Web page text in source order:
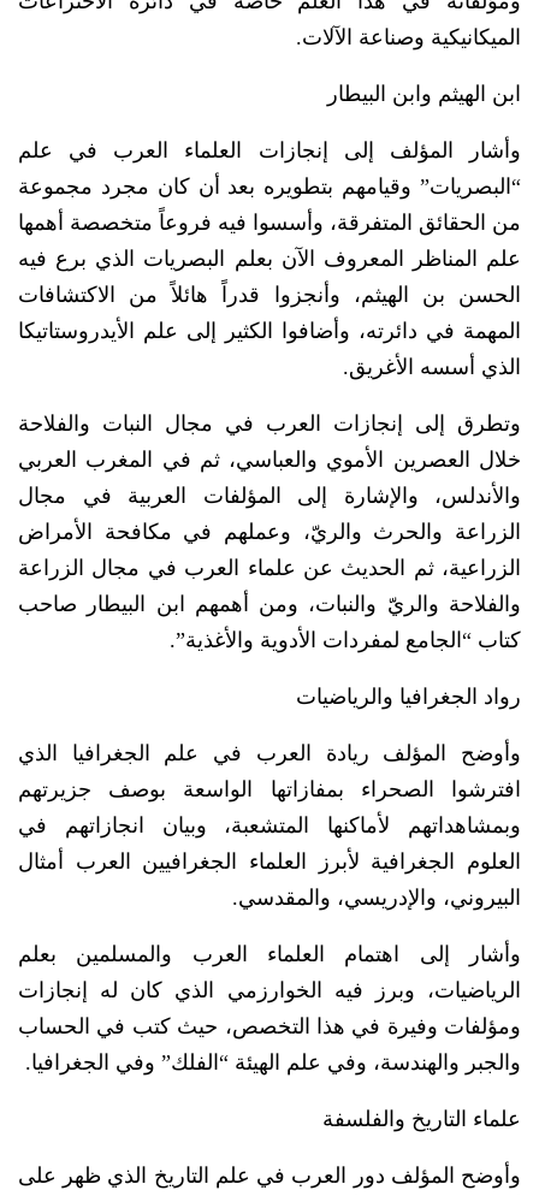
الميكانيكية وصناعة الآلات.
ابن الهيثم وابن البيطار
وأشار المؤلف إلى إنجازات العلماء العرب في علم
“البصريات” وقيامهم بتطويره بعد أن كان مجرد مجموعة
من الحقائق المتفرقة، وأسسوا فيه فروعاً متخصصة أهمها
علم المناظر المعروف الآن بعلم البصريات الذي برع فيه
الحسن بن الهيثم، وأنجزوا قدراً هائلاً من الاكتشافات
المهمة في دائرته، وأضافوا الكثير إلى علم الأيدروستاتيكا
الذي أسسه الأغريق.
وتطرق إلى إنجازات العرب في مجال النبات والفلاحة
خلال العصرين الأموي والعباسي، ثم في المغرب العربي
والأندلس، والإشارة إلى المؤلفات العربية في مجال
الزراعة والحرث والريّ، وعملهم في مكافحة الأمراض
الزراعية، ثم الحديث عن علماء العرب في مجال الزراعة
والفلاحة والريّ والنبات، ومن أهمهم ابن البيطار صاحب
كتاب “الجامع لمفردات الأدوية والأغذية”.
رواد الجغرافيا والرياضيات
وأوضح المؤلف ريادة العرب في علم الجغرافيا الذي
افترشوا الصحراء بمفازاتها الواسعة بوصف جزيرتهم
وبمشاهداتهم لأماكنها المتشعبة، وبيان انجازاتهم في
العلوم الجغرافية لأبرز العلماء الجغرافيين العرب أمثال
البيروني، والإدريسي، والمقدسي.
وأشار إلى اهتمام العلماء العرب والمسلمين بعلم
الرياضيات، وبرز فيه الخوارزمي الذي كان له إنجازات
ومؤلفات وفيرة في هذا التخصص، حيث كتب في الحساب
والجبر والهندسة، وفي علم الهيئة “الفلك” وفي الجغرافيا.
علماء التاريخ والفلسفة
وأوضح المؤلف دور العرب في علم التاريخ الذي ظهر على